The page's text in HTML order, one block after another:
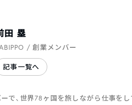
田 塁
/ 創業メンバー
記事一覧へ
で、世界78ヶ国を旅しながら仕事を